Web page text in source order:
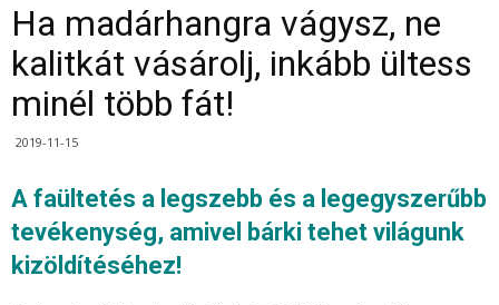
Ha madárhangra vágysz, ne
kalitkát vásárolj, inkább ültess
minél több fát!
2019-11-15
A faültetés a legszebb és a legegyszerűbb
tevékenység, amivel bárki tehet világunk
kizöldítéséhez!